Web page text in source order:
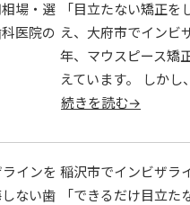
「目立たない矯正
え、大府市でインビ
年、マウスピース矯
えています。 しか
続きを読む→
稲沢市でインビザラ
「できるだけ目立